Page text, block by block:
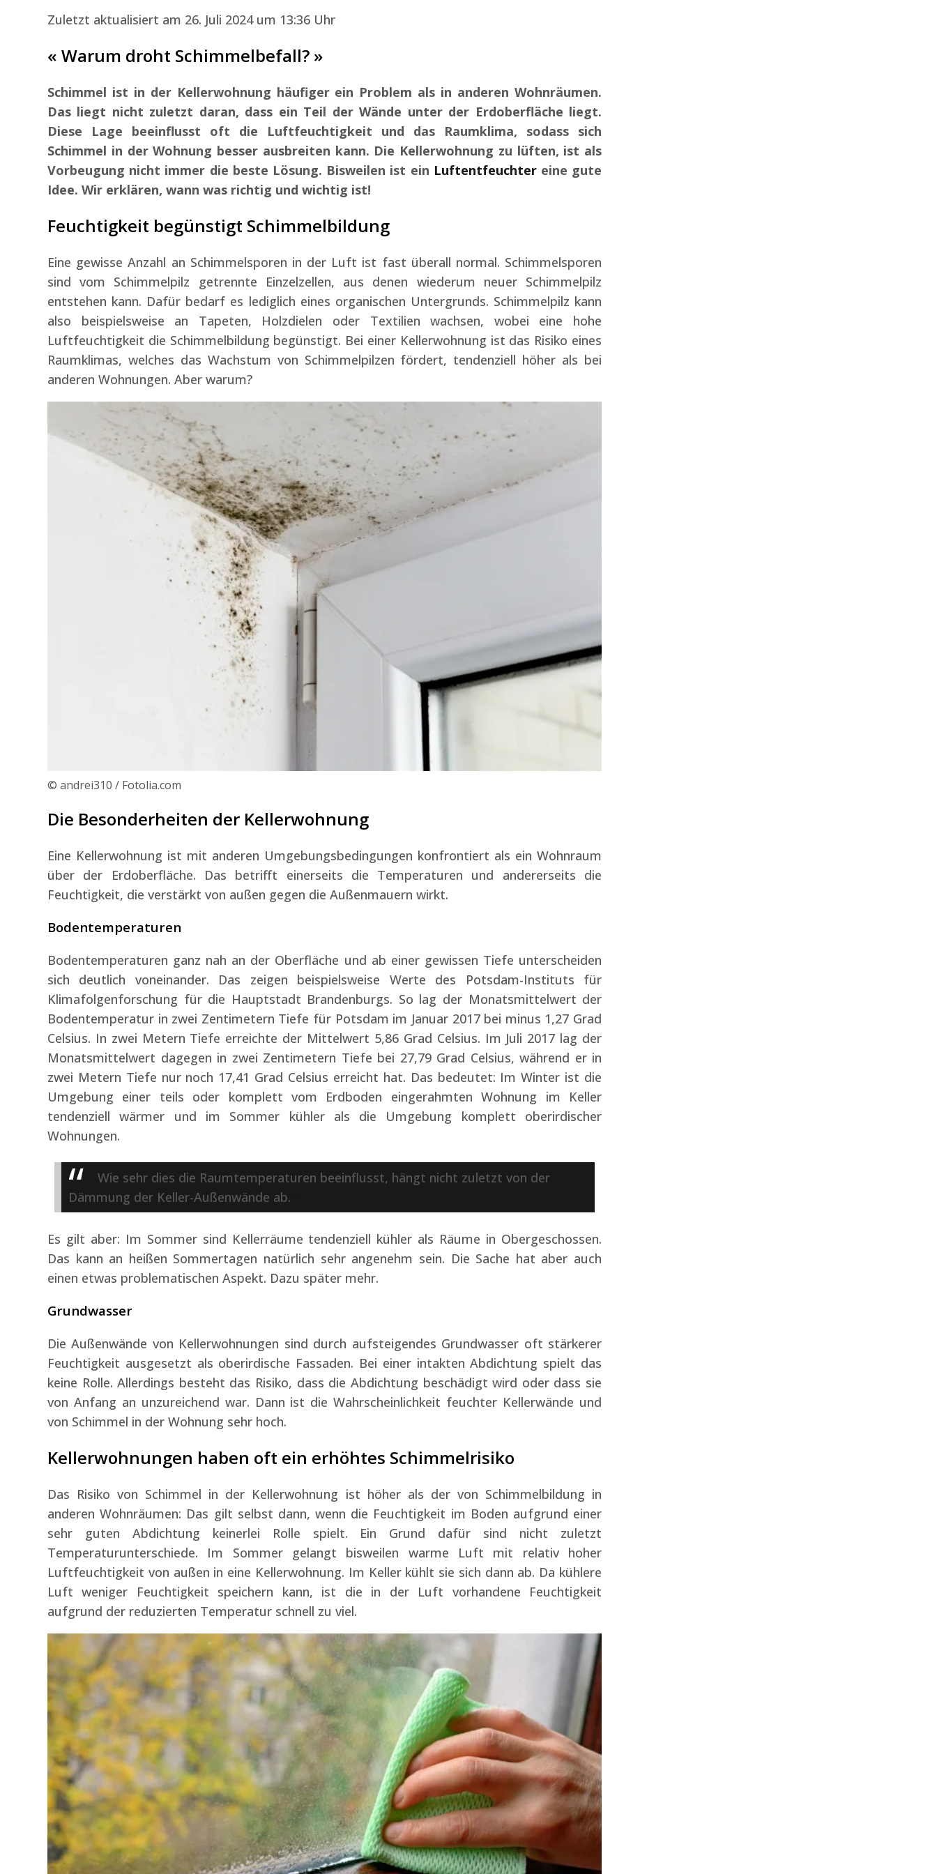
Zuletzt aktualisiert am 26. Juli 2024 um 13:36 Uhr
« Warum droht Schimmelbefall? »
Schimmel ist in der Kellerwohnung häufiger ein Problem als in anderen Wohnräumen.
Das liegt nicht zuletzt daran, dass ein Teil der Wände unter der Erdoberfläche liegt.
Diese Lage beeinflusst oft die Luftfeuchtigkeit und das Raumklima, sodass sich
Schimmel in der Wohnung besser ausbreiten kann. Die Kellerwohnung zu lüften, ist als
Vorbeugung nicht immer die beste Lösung. Bisweilen ist ein Luftentfeuchtereine gute
Idee. Wir erklären, wann was richtig und wichtig ist!
Feuchtigkeit begünstigt Schimmelbildung
Eine gewisse Anzahl an Schimmelsporen in der Luft ist fast überall normal. Schimmelsporen
sind vom Schimmelpilz getrennte Einzelzellen, aus denen wiederum neuer Schimmelpilz
entstehen kann. Dafür bedarf es lediglich eines organischen Untergrunds. Schimmelpilz kann
also beispielsweise an Tapeten, Holzdielen oder Textilien wachsen, wobei eine hohe
Luftfeuchtigkeit die Schimmelbildung begünstigt. Bei einer Kellerwohnung ist das Risiko eines
Raumklimas, welches das Wachstum von Schimmelpilzen fördert, tendenziell höher als bei
anderen Wohnungen. Aber warum?
© andrei310 / Fotolia.com
Die Besonderheiten der Kellerwohnung
Eine Kellerwohnung ist mit anderen Umgebungsbedingungen konfrontiert als ein Wohnraum
über der Erdoberfläche. Das betrifft einerseits die Temperaturen und andererseits die
Feuchtigkeit, die verstärkt von außen gegen die Außenmauern wirkt.
Bodentemperaturen
Bodentemperaturen ganz nah an der Oberfläche und ab einer gewissen Tiefe unterscheiden
sich deutlich voneinander. Das zeigen beispielsweise Werte des Potsdam-Instituts für
Klimafolgenforschung für die Hauptstadt Brandenburgs. So lag der Monatsmittelwert der
Bodentemperatur in zwei Zentimetern Tiefe für Potsdam im Januar 2017 bei minus 1,27 Grad
Celsius. In zwei Metern Tiefe erreichte der Mittelwert 5,86 Grad Celsius. Im Juli 2017 lag der
Monatsmittelwert dagegen in zwei Zentimetern Tiefe bei 27,79 Grad Celsius, während er in
zwei Metern Tiefe nur noch 17,41 Grad Celsius erreicht hat. Das bedeutet: Im Winter ist die
Umgebung einer teils oder komplett vom Erdboden eingerahmten Wohnung im Keller
tendenziell wärmer und im Sommer kühler als die Umgebung komplett oberirdischer
Wohnungen.
Wie sehr dies die Raumtemperaturen beeinflusst, hängt nicht zuletzt von der
Dämmung der Keller-Außenwände ab.
Es gilt aber: Im Sommer sind Kellerräume tendenziell kühler als Räume in Obergeschossen.
Das kann an heißen Sommertagen natürlich sehr angenehm sein. Die Sache hat aber auch
einen etwas problematischen Aspekt. Dazu später mehr.
Grundwasser
Die Außenwände von Kellerwohnungen sind durch aufsteigendes Grundwasser oft stärkerer
Feuchtigkeit ausgesetzt als oberirdische Fassaden. Bei einer intakten Abdichtung spielt das
keine Rolle. Allerdings besteht das Risiko, dass die Abdichtung beschädigt wird oder dass sie
von Anfang an unzureichend war. Dann ist die Wahrscheinlichkeit feuchter Kellerwände und
von Schimmel in der Wohnung sehr hoch.
Kellerwohnungen haben oft ein erhöhtes Schimmelrisiko
Das Risiko von Schimmel in der Kellerwohnung ist höher als der von Schimmelbildung in
anderen Wohnräumen: Das gilt selbst dann, wenn die Feuchtigkeit im Boden aufgrund einer
sehr guten Abdichtung keinerlei Rolle spielt. Ein Grund dafür sind nicht zuletzt
Temperaturunterschiede. Im Sommer gelangt bisweilen warme Luft mit relativ hoher
Luftfeuchtigkeit von außen in eine Kellerwohnung. Im Keller kühlt sie sich dann ab. Da kühlere
Luft weniger Feuchtigkeit speichern kann, ist die in der Luft vorhandene Feuchtigkeit
aufgrund der reduzierten Temperatur schnell zu viel.